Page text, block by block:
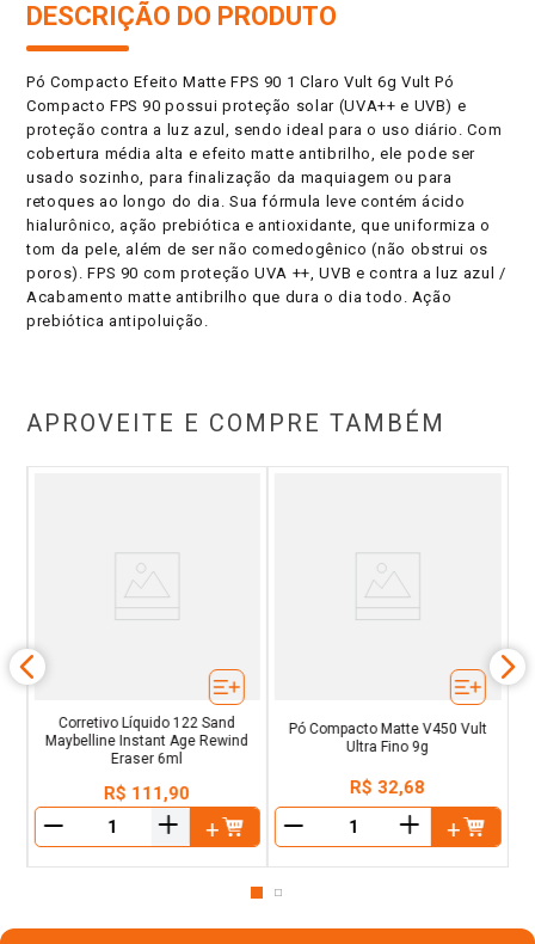
DESCRIÇÃO DO PRODUTO
Pó Compacto Efeito Matte FPS 90 1 Claro Vult 6g Vult Pó
Compacto FPS 90 possui proteção solar (UVA++ e UVB) e
proteção contra a luz azul, sendo ideal para o uso diário. Com
cobertura média alta e efeito matte antibrilho, ele pode ser
usado sozinho, para finalização da maquiagem ou para
retoques ao longo do dia. Sua fórmula leve contém ácido
hialurônico, ação prebiótica e antioxidante, que uniformiza o
tom da pele, além de ser não comedogênico (não obstrui os
poros). FPS 90 com proteção UVA ++, UVB e contra a luz azul /
Acabamento matte antibrilho que dura o dia todo. Ação
prebiótica antipoluição.
APROVEITE E COMPRE TAMBÉM
Corretivo Líquido 122 Sand
Maybelline Instant Age Rewind
Eraser 6ml
R$ 111,90
＋
Pó Compacto Matte V450 Vult
Ultra Fino 9g
R$ 32,68
＋